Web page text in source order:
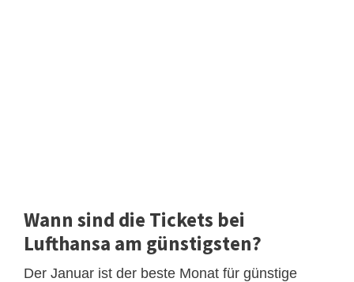
Wann sind die Tickets bei
Lufthansa am günstigsten?
Der Januar ist der beste Monat für günstige